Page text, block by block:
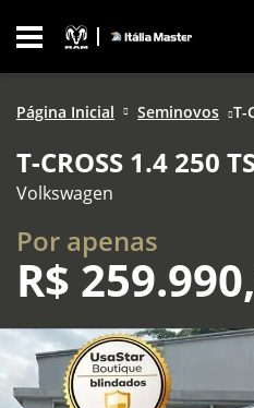
Página Inicial Seminovos T-
T-CROSS 1.4 250
Volkswagen
Por apenas
R$